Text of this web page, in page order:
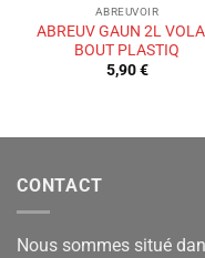
ABREUVOIR
ABREUV GAUN 2L
BOUT PLASTIQ
5,90€
CONTACT
Nous sommes situé